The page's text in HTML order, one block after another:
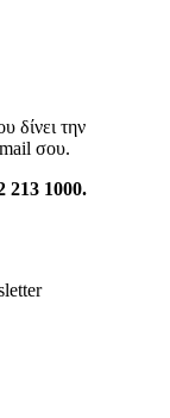
δίνει την
σου.
213 1000.